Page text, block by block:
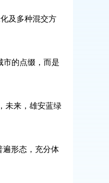
及多种混交方
市的点缀，而是
未来，雄安蓝绿
遍形态，充分体